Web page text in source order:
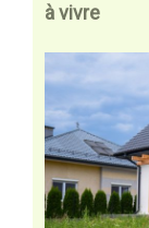
à vivre